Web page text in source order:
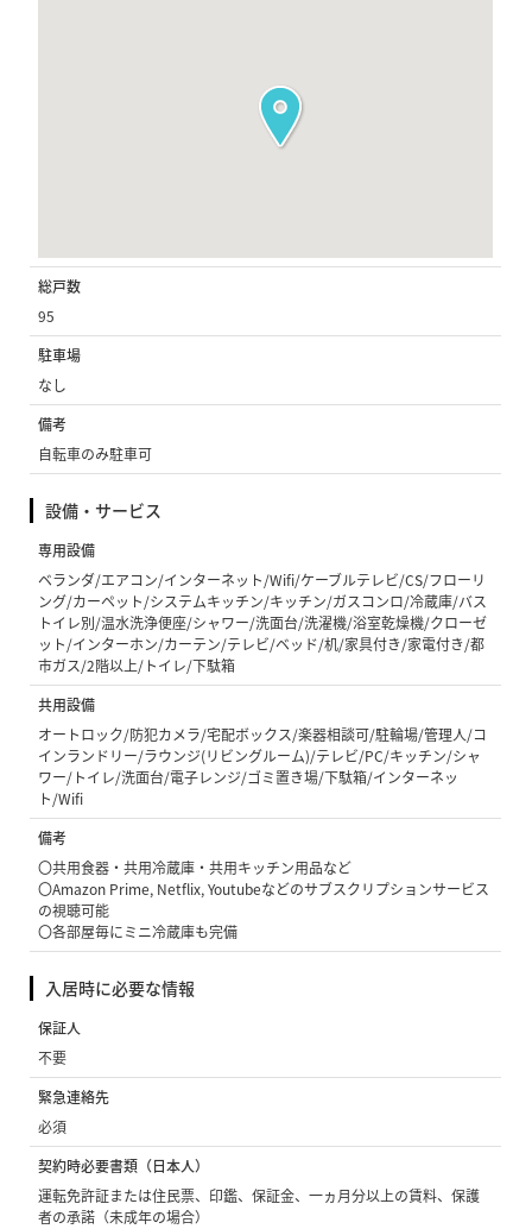
総戸数
95
駐車場
なし
備考
自転車のみ駐車可
設備・サービス
専用設備
ベランダ/エアコン/インターネット/Wifi/ケーブルテレビ/CS/フローリ
ング/カーペット/システムキッチン/キッチン/ガスコンロ/冷蔵庫/バス
トイレ別/温水洗浄便座/シャワー/洗面台/洗濯機/浴室乾燥機/クローゼ
ット/インターホン/カーテン/テレビ/ベッド/机/家具付き/家電付き/都
市ガス/2階以上/トイレ/下駄箱
共用設備
オートロック/防犯カメラ/宅配ボックス/楽器相談可/駐輪場/管理人/コ
インランドリー/ラウンジ(リビングルーム)/テレビ/PC/キッチン/シャ
ワー/トイレ/洗面台/電子レンジ/ゴミ置き場/下駄箱/インターネッ
ト/Wifi
備考
〇共用食器・共用冷蔵庫・共用キッチン用品など
〇Amazon Prime, Netflix, Youtubeなどのサブスクリプションサービス
の視聴可能
〇各部屋毎にミニ冷蔵庫も完備
入居時に必要な情報
保証人
不要
緊急連絡先
必須
契約時必要書類（日本人）
運転免許証または住民票、印鑑、保証金、一ヵ月分以上の賃料、保護
者の承諾（未成年の場合）